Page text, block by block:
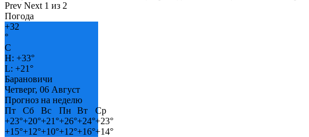
Prev Next 1 из 2
Погода
+32
°
C
H: +33°
L: +21°
Барановичи
Четверг, 06 Август
Прогноз на неделю
Пт
Сб Вс Пн Вт
Ср
+23°+20°+21°+26°+24°+23°
+15°+12°+10°+12°+16°+14°